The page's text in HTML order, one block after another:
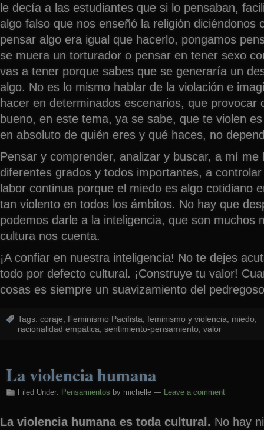
le decía a las estudiantes que si lo pensaban,
algo falso que nos enseñó la religión diciéndonos
pensar algo era igual que hacerlo, pongamos
se muera un torturador o pensar en tener sexo
vas a tener porque sabes que se generaría un
algo. No es lo mismo hablar de la violación e
hacer en determinados escenarios, que provocar
bueno, en este tema, ya se sabe, que te violen
en absoluto de quién eres y qué haces, no
Pensar y comprender, analizar y buscar, a mí me
diferentes grados y todos importantes, a
labor continua porque el miedo es algo cotidiano
tan violento en todos los ámbitos. No hay que
podemos darle a la inteligencia, que son muchos
cultura nos cuenta.
¡A confiar en nuestra inteligencia! No te dejes
todo por defecto cultural. ¡Construye tu valor!
cosas es siempre un suavizamiento del
Tags: coraje Feminismo Pacifista feminismo y violencia miedo
racionalidad empática sentimiento-pensamiento valor
La violencia humana
Filed Under: Pensamientos by michelle — Leave a comment
La violencia humana es toda cultural. No hay